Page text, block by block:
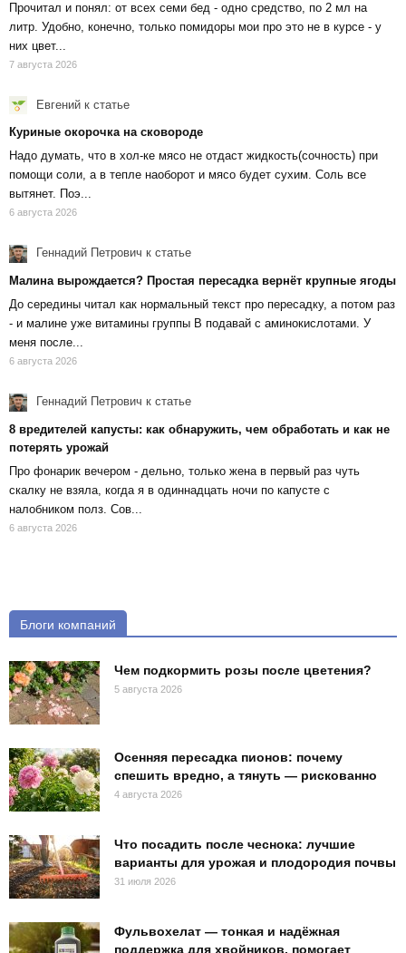
Прочитал и понял: от всех семи бед - одно средство, по 2 мл на
литр. Удобно, конечно, только помидоры мои про это не в курсе - у
них цвет...
7 августа 2026
Евгений к статье
Куриные окорочка на сковороде
Надо думать, что в хол-ке мясо не отдаст жидкость(сочность) при
помощи соли, а в тепле наоборот и мясо будет сухим. Соль все
вытянет. Поэ...
6 августа 2026
Геннадий Петрович к статье
Малина вырождается? Простая пересадка вернёт крупные ягоды
До середины читал как нормальный текст про пересадку, а потом раз
- и малине уже витамины группы В подавай с аминокислотами. У
меня после...
6 августа 2026
Геннадий Петрович к статье
8 вредителей капусты: как обнаружить, чем обработать и как не
потерять урожай
Про фонарик вечером - дельно, только жена в первый раз чуть
скалку не взяла, когда я в одиннадцать ночи по капусте с
налобником полз. Сов...
6 августа 2026
Блоги компаний
Чем подкормить розы после цветения?
5 августа 2026
Осенняя пересадка пионов: почему
спешить вредно, а тянуть — рискованно
4 августа 2026
Что посадить после чеснока: лучшие
варианты для урожая и плодородия почвы
31 июля 2026
Фульвохелат — тонкая и надёжная
поддержка для хвойников, помогает